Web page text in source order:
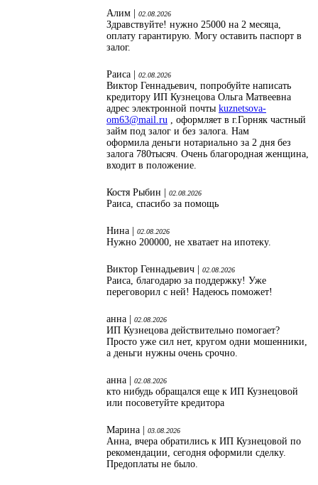
Алим |
02.08.2026
Здравствуйте! нужно 25000 на 2 месяца,
оплату гарантирую. Могу оставить паспорт в
залог.
Раиса | 02.08.2026
Виктор Геннадьевич, попробуйте написать
кредитору ИП Кузнецова Ольга Матвеевна
адрес электронной почты kuznetsova-
om63@mail.ru , оформляет в г.Горняк частный
займ под залог и без залога. Нам
оформила деньги нотариально за 2 дня без
залога 780тысяч. Очень благородная женщина,
входит в положение.
Костя Рыбин | 02.08.2026
Раиса, спасибо за помощь
Нина | 02.08.2026
Нужно 200000, не хватает на ипотеку.
Виктор Геннадьевич | 02.08.2026
Раиса, благодарю за поддержку! Уже
переговорил с ней! Надеюсь поможет!
анна | 02.08.2026
ИП Кузнецова действительно помогает?
Просто уже сил нет, кругом одни мошенники,
а деньги нужны очень срочно.
анна | 02.08.2026
кто нибудь обращался еще к ИП Кузнецовой
или посоветуйте кредитора
Марина | 03.08.2026
Анна, вчера обратились к ИП Кузнецовой по
рекомендации, сегодня оформили сделку.
Предоплаты не было.